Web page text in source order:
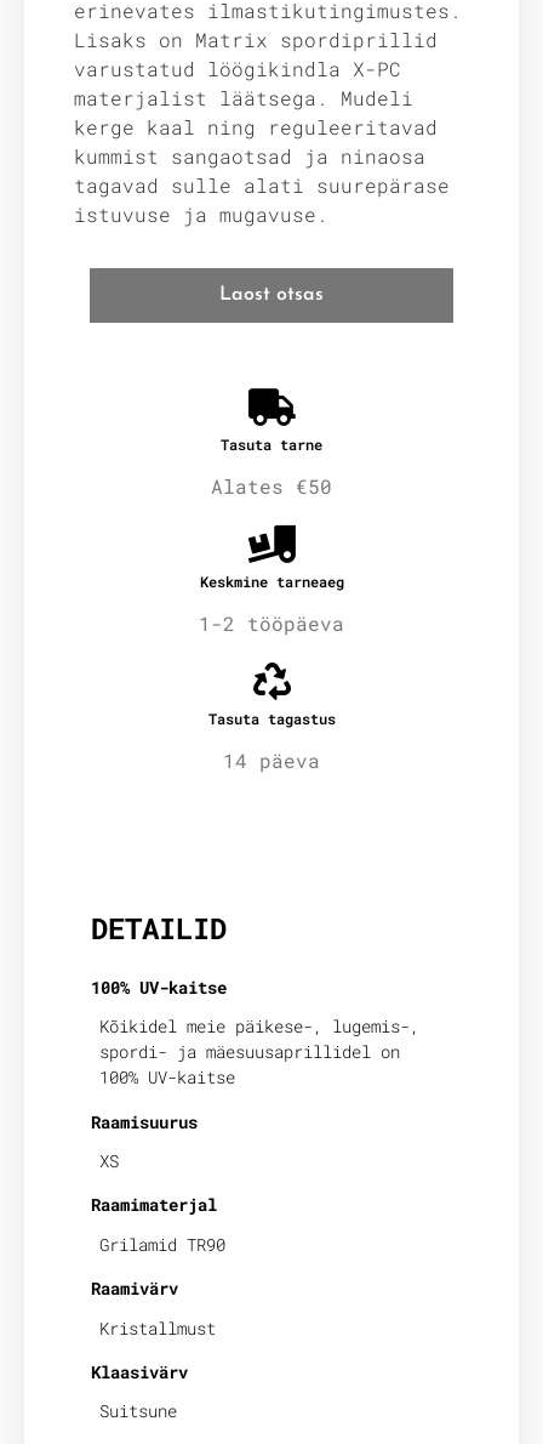
erinevates ilmastikutingimustes.
Lisaks on Matrix spordiprillid
varustatud löögikindla X-PC
materjalist läätsega. Mudeli
kerge kaal ning reguleeritavad
kummist sangaotsad ja ninaosa
tagavad sulle alati suurepärase
istuvuse ja mugavuse.
Laost otsas
Tasuta tarne
Alates €50
Keskmine tarneaeg
1-2 tööpäeva
Tasuta tagastus
14 päeva
DETAILID
100% UV-kaitse
Kõikidel meie päikese-, lugemis-,
spordi- ja mäesuusaprillidel on
100% UV-kaitse
Raamisuurus
XS
Raamimaterjal
Grilamid TR90
Raamivärv
Kristallmust
Klaasivärv
Suitsune